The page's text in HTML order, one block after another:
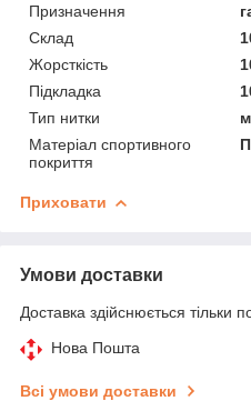
Призначення
Склад
Жорсткість
Підкладка
Тип нитки
Матеріал спортивного
покриття
Приховати
Умови доставки
Доставка здійснюється тільки
Нова Пошта
Всі умови доставки